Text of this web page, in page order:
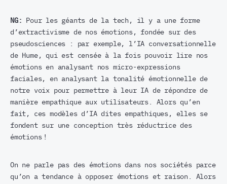
NG:
Pour les géants de la tech, il y a une forme
d’extractivisme de nos émotions, fondée sur des
pseudosciences : par exemple, l’IA conversationnelle
de Hume, qui est censée à la fois pouvoir lire nos
émotions en analysant nos micro-expressions
faciales, en analysant la tonalité émotionnelle de
notre voix pour permettre à leur IA de répondre de
manière empathique aux utilisateurs. Alors qu’en
fait, ces modèles d’IA dites empathiques, elles se
fondent sur une conception très réductrice des
émotions !
On ne parle pas des émotions dans nos sociétés parce
qu’on a tendance à opposer émotions et raison. Alors